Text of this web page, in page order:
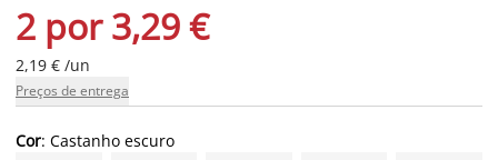
2 por 3,29 €
2,19 € /un
Preços de entrega
Cor: Castanho escuro